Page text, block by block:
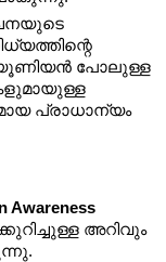
പോലുള്ള
പ്രാധാന്യം
Awareness
അറിവും